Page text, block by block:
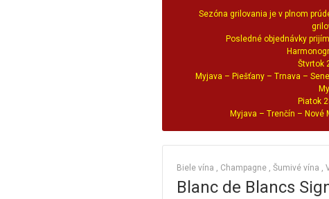
Sezóna grilovania je v plnom
Posledné objednávky
Štvrtok
Myjava – Piešťany – Trnava –
Piatok
Myjava – Trenčín – Nové
Biele vína , Champagne , Šumivé vína ,
Blanc de Blancs